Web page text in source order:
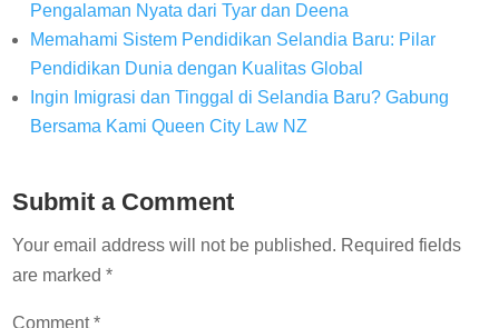
Pengalaman Nyata dari Tyar dan Deena
Memahami Sistem Pendidikan Selandia Baru: Pilar
Pendidikan Dunia dengan Kualitas Global
Ingin Imigrasi dan Tinggal di Selandia Baru? Gabung
Bersama Kami Queen City Law NZ
Submit a Comment
Your email address will not be published. Required fields
are marked*
Comment*